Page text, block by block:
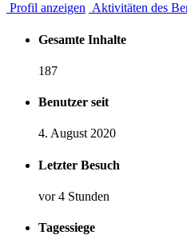
Profil anzeigen Aktivitäten des
Gesamte Inhalte
187
Benutzer seit
4. August 2020
Letzter Besuch
vor 4 Stunden
Tagessiege